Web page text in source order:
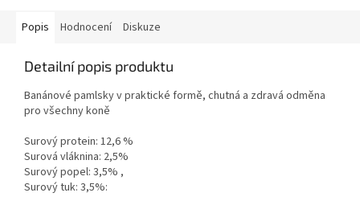
Popis Hodnocení Diskuze
Detailní popis produktu
Banánové pamlsky v praktické formě, chutná a zdravá odměna
pro všechny koně
Surový protein: 12,6 %
Surová vláknina: 2,5%
Surový popel: 3,5% ,
Surový tuk: 3,5%: